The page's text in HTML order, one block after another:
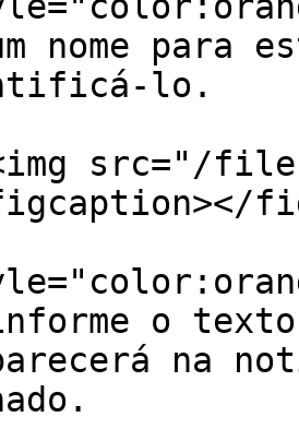
nome para
lo.
src="/
o
na